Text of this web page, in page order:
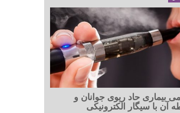
بیماری حاد ریوی جوانان و
آن با سیگار الکترونیکی